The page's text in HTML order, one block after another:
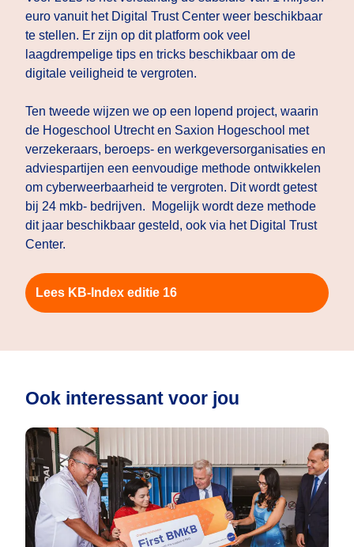
euro vanuit het Digital Trust Center weer beschikbaar
te stellen. Er zijn op dit platform ook veel
laagdrempelige tips en tricks beschikbaar om de
digitale veiligheid te vergroten.
Ten tweede wijzen we op een lopend project, waarin
de Hogeschool Utrecht en Saxion Hogeschool met
verzekeraars, beroeps- en werkgeversorganisaties en
adviespartijen een eenvoudige methode ontwikkelen
om cyberweerbaarheid te vergroten. Dit wordt getest
bij 24 mkb- bedrijven. Mogelijk wordt deze methode
dit jaar beschikbaar gesteld, ook via het Digital Trust
Center.
Lees KB-Index editie 16
Ook interessant voor jou